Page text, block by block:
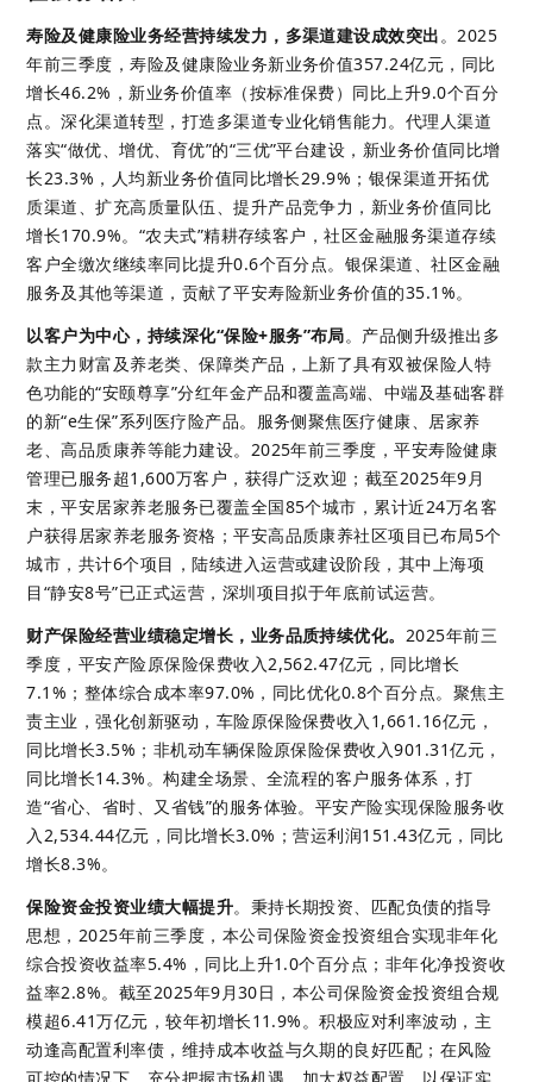
寿险及健康险业务经营持续发力，多渠道建设成效突出。2025
年前三季度，寿险及健康险业务新业务价值357.24亿元，同比
增长46.2%，新业务价值率（按标准保费）同比上升9.0个百分
点。深化渠道转型，打造多渠道专业化销售能力。代理人渠道
落实“做优、增优、育优”的“三优”平台建设，新业务价值同比增
长23.3%，人均新业务价值同比增长29.9%；银保渠道开拓优
质渠道、扩充高质量队伍、提升产品竞争力，新业务价值同比
增长170.9%。“农夫式”精耕存续客户，社区金融服务渠道存续
客户全缴次继续率同比提升0.6个百分点。银保渠道、社区金融
服务及其他等渠道，贡献了平安寿险新业务价值的35.1%。
以客户为中心，持续深化“保险+服务”布局。 产品侧升级推出多
款主力财富及养老类、保障类产品，上新了具有双被保险人特
色功能的“安颐尊享”分红年金产品和覆盖高端、中端及基础客群
的新“e生保”系列医疗险产品。服务侧聚焦医疗健康、居家养
老、高品质康养等能力建设。2025年前三季度，平安寿险健康
管理已服务超1,600万客户，获得广泛欢迎；截至2025年9月
末，平安居家养老服务已覆盖全国85个城市，累计近24万名客
户获得居家养老服务资格；平安高品质康养社区项目已布局5个
城市，共计6个项目，陆续进入运营或建设阶段，其中上海项
目“静安8号”已正式运营，深圳项目拟于年底前试运营。
财产保险经营业绩稳定增长，业务品质持续优化。 2025年前三
季度，平安产险原保险保费收入2,562.47亿元，同比增长
7.1%；整体综合成本率97.0%，同比优化0.8个百分点。聚焦主
责主业，强化创新驱动，车险原保险保费收入1,661.16亿元，
同比增长3.5%；非机动车辆保险原保险保费收入901.31亿元，
同比增长14.3%。构建全场景、全流程的客户服务体系，打
造“省心、省时、又省钱”的服务体验。平安产险实现保险服务收
入2,534.44亿元，同比增长3.0%；营运利润151.43亿元，同比
增长8.3%。
保险资金投资业绩大幅提升。 秉持长期投资、匹配负债的指导
思想，2025年前三季度，本公司保险资金投资组合实现非年化
综合投资收益率5.4%，同比上升1.0个百分点；非年化净投资收
益率2.8%。截至2025年9月30日，本公司保险资金投资组合规
模超6.41万亿元，较年初增长11.9%。积极应对利率波动，主
动逢高配置利率债，维持成本收益与久期的良好匹配；在风险